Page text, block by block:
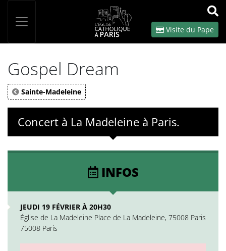
OK
Visite du Pape
Gospel Dream
Sainte-Madeleine
Concert à La Madeleine à Paris.
INFOS
JEUDI 19 FÉVRIER À 20H30
Église de La Madeleine Place de La Madeleine, 75008 Paris
75008 Paris
Panneau de gestion des cookies